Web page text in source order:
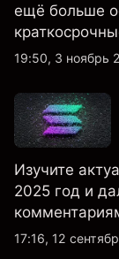
ещё больше
проверить
19:50, 3 ноябрь
Изучите
2025 год и
17:16, 12